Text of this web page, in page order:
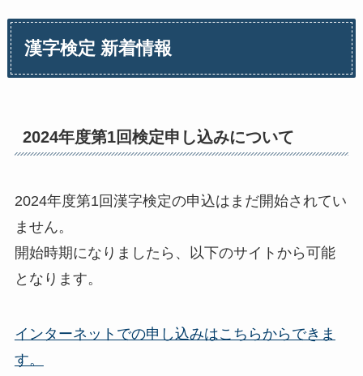
漢字検定 新着情報
2024年度第1回検定申し込みについて
2024年度第1回漢字検定の申込はまだ開始されてい
ません。
開始時期になりましたら、以下のサイトから可能
となります。
インターネットでの申し込みはこちらからできま
す。